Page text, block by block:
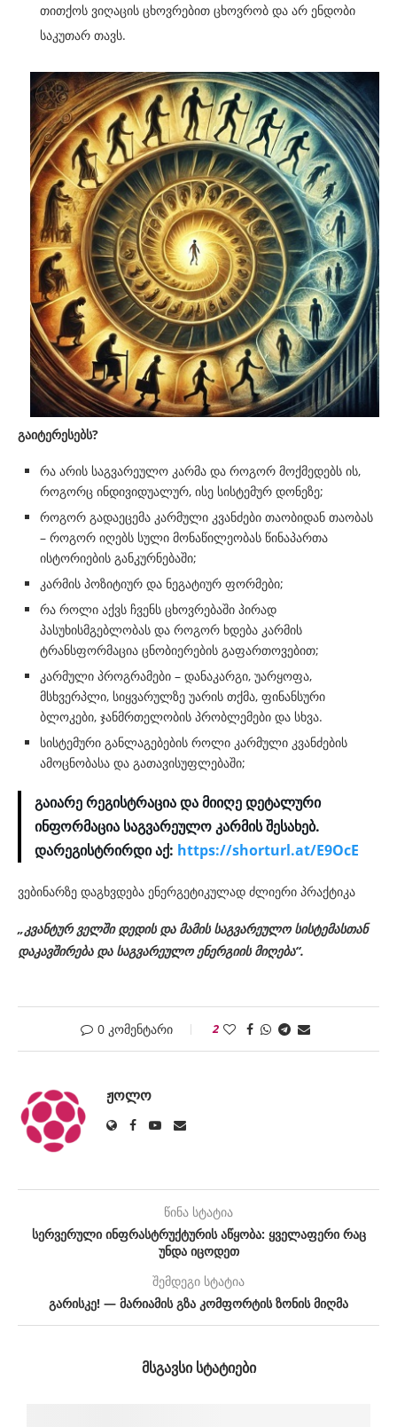
თითქოს ვიღაცის ცხოვრებით ცხოვრობ და არ ენდობი
საკუთარ თავს.
გაიტერესებს?
რა არის საგვარეულო კარმა და როგორ მოქმედებს ის,
როგორც ინდივიდუალურ, ისე სისტემურ დონეზე;
როგორ გადაეცემა კარმული კვანძები თაობიდან თაობას
– როგორ იღებს სული მონაწილეობას წინაპართა
ისტორიების განკურნებაში;
კარმის პოზიტიურ და ნეგატიურ ფორმები;
რა როლი აქვს ჩვენს ცხოვრებაში პირად
პასუხისმგებლობას და როგორ ხდება კარმის
ტრანსფორმაცია ცნობიერების გაფართოვებით;
კარმული პროგრამები – დანაკარგი, უარყოფა,
მსხვერპლი, სიყვარულზე უარის თქმა, ფინანსური
ბლოკები, ჯანმრთელობის პრობლემები და სხვა.
სისტემური განლაგებების როლი კარმული კვანძების
ამოცნობასა და გათავისუფლებაში;
გაიარე რეგისტრაცია და მიიღე დეტალური
ინფორმაცია საგვარეულო კარმის შესახებ.
დარეგისტრირდი აქ: https://shorturl.at/E9OcE
ვებინარზე დაგხვდება ენერგეტიკულად ძლიერი პრაქტიკა
„კვანტურ ველში დედის და მამის საგვარეულო სისტემასთან
დაკავშირება და საგვარეულო ენერგიის მიღება“.
0 კომენტარი 2
ᲟᲝᲚᲝ
წინა სტატია
სერვერული ინფრასტრუქტურის აწყობა: ყველაფერი რაც
უნდა იცოდეთ
შემდეგი სტატია
გარისკე! — მარიამის გზა კომფორტის ზონის მიღმა
ᲛᲡᲒᲐᲕᲡᲘ ᲡᲢᲐᲢᲘᲔᲑᲘ